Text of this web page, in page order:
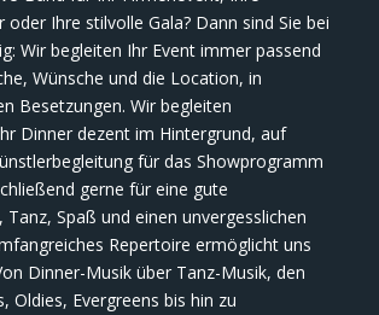
oder Ihre stilvolle Gala? Dann sind Sie bei
Wir begleiten Ihr Event immer passend
Wünsche und die Location, in
Besetzungen. Wir begleiten
Dinner dezent im Hintergrund, auf
für das Showprogramm
gerne für eine gute
Spaß und einen unvergesslichen
Repertoire ermöglicht uns
Dinner-Musik über Tanz-Musik, den
Oldies, Evergreens bis hin zu